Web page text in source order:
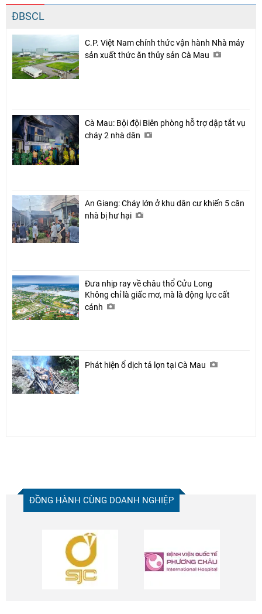
ĐBSCL
C.P. Việt Nam chính thức vận hành Nhà máy
sản xuất thức ăn thủy sản Cà Mau
Cà Mau: Bội đội Biên phòng hỗ trợ dập tắt vụ
cháy 2 nhà dân
An Giang: Cháy lớn ở khu dân cư khiến 5 căn
nhà bị hư hại
Đưa nhịp ray về châu thổ Cửu Long
Không chỉ là giấc mơ, mà là động lực cất
cánh
Phát hiện ổ dịch tả lợn tại Cà Mau
ĐỒNG HÀNH CÙNG DOANH NGHIỆP